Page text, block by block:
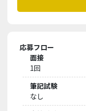
応募フロー
面接
1回
筆記試験
なし